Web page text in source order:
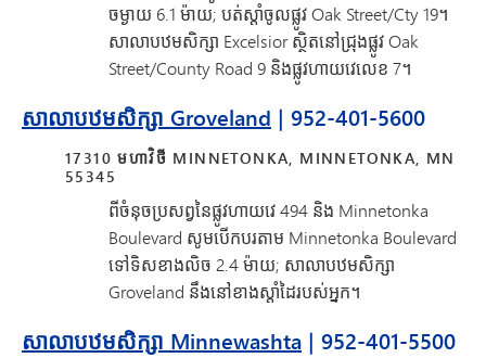
ចម្ងាយ 6.1 ម៉ាយ; បត់ស្តាំចូលផ្លូវ Oak Street/Cty 19។
សាលាបឋមសិក្សា Excelsior ស្ថិតនៅជ្រុងផ្លូវ Oak
Street/County Road 9 និងផ្លូវហាយវេលេខ 7។
សាលាបឋមសិក្សា Groveland | 952-401-5600
17310 មហាវិថី MINNETONKA, MINNETONKA, MN
55345
ពីចំនុចប្រសព្វនៃផ្លូវហាយវេ 494 និង Minnetonka
Boulevard សូមបើកបរតាម Minnetonka Boulevard
ទៅទិសខាងលិច 2.4 ម៉ាយ; សាលាបឋមសិក្សា
Groveland នឹងនៅខាងស្តាំដៃរបស់អ្នក។
សាលាបឋមសិក្សា Minnewashta | 952-401-5500